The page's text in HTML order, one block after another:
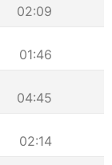
02:09
01:46
04:45
02:14